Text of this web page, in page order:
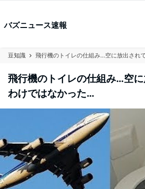
バズニュース速報
豆知識 飛行機のトイレの仕組み…空に放出され
飛行機のトイレの仕組み…空
わけではなかった…